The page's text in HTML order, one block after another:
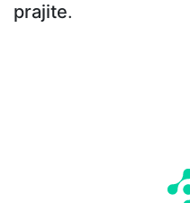
prajite.